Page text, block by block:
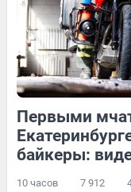
16 Обсудить
258
Первыми
байкеры:
10 часов 7 912